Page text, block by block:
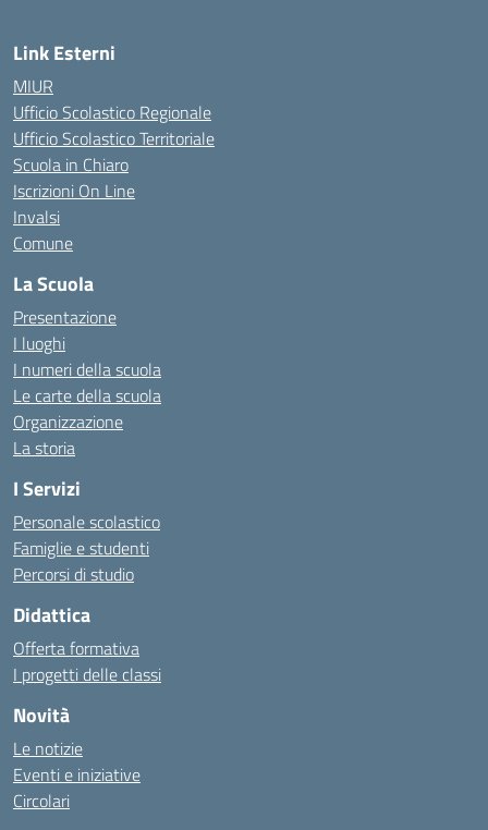
Link Esterni
MIUR
Ufficio Scolastico Regionale
Ufficio Scolastico Territoriale
Scuola in Chiaro
Iscrizioni On Line
Invalsi
Comune
La Scuola
Presentazione
I luoghi
I numeri della scuola
Le carte della scuola
Organizzazione
La storia
I Servizi
Personale scolastico
Famiglie e studenti
Percorsi di studio
Didattica
Offerta formativa
I progetti delle classi
Novità
Le notizie
Eventi e iniziative
Circolari